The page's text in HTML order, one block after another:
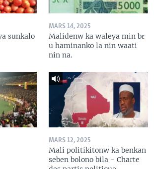
sunkalo
MARS 14, 2025
Malidenw ka waleya min bɛ
u haminanko la nin waati
nin na.
MARS 12, 2025
Mali politikitonw ka benkan
seben bolono bila - Charte